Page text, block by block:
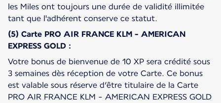
les Miles ont toujours une durée de validité illimitée
tant que l'adhérent conserve ce statut.
(5) Carte PRO AIR FRANCE KLM - AMERICAN
EXPRESS GOLD :
Votre bonus de bienvenue de 10 XP sera crédité sous
3 semaines dès réception de votre Carte. Ce bonus
est valable sous réserve d’être titulaire de la Carte
PRO AIR FRANCE KLM - AMERICAN EXPRESS GOLD